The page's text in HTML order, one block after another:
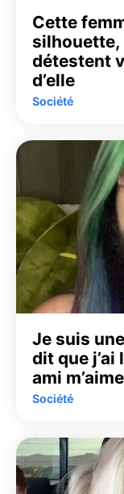
Cette
silhouette,
détestent
d’elle
Société
Je suis
dit que j’ai
ami
Société